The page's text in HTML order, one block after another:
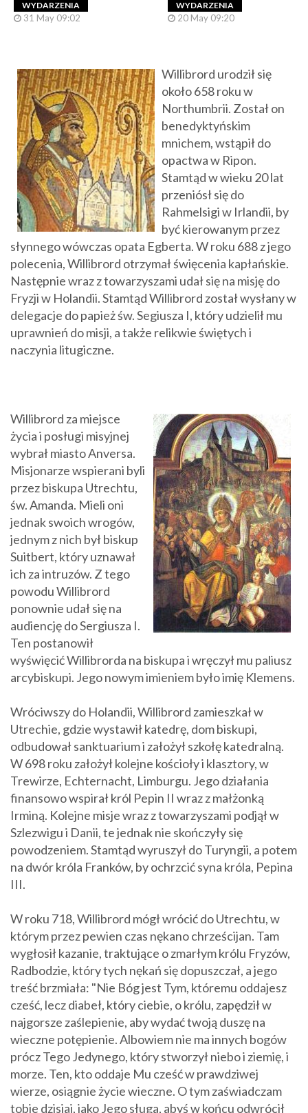
WYDARZENIA
31 May 09:02
WYDARZENIA
20 May 09:20
Willibrord urodził się
około 658 roku w
Northumbrii. Został on
benedyktyńskim
mnichem, wstąpił do
opactwa w Ripon.
Stamtąd w wieku 20 lat
przeniósł się do
Rahmelsigi w Irlandii, by
być kierowanym przez
słynnego wówczas opata Egberta. W roku 688 z jego
polecenia, Willibrord otrzymał święcenia kapłańskie.
Następnie wraz z towarzyszami udał się na misję do
Fryzji w Holandii. Stamtąd Willibrord został wysłany w
delegacje do papież św. Segiusza I, który udzielił mu
uprawnień do misji, a także relikwie świętych i
naczynia litugiczne.
Willibrord za miejsce
życia i posługi misyjnej
wybrał miasto Anversa.
Misjonarze wspierani byli
przez biskupa Utrechtu,
św. Amanda. Mieli oni
jednak swoich wrogów,
jednym z nich był biskup
Suitbert, który uznawał
ich za intruzów. Z tego
powodu Willibrord
ponownie udał się na
audiencję do Sergiusza I.
Ten postanowił
wyświęcić Willibrorda na biskupa i wręczył mu paliusz
arcybiskupi. Jego nowym imieniem było imię Klemens.
Wróciwszy do Holandii, Willibrord zamieszkał w
Utrechie, gdzie wystawił katedrę, dom biskupi,
odbudował sanktuarium i założył szkołę katedralną.
W 698 roku założył kolejne kościoły i klasztory, w
Trewirze, Echternacht, Limburgu. Jego działania
finansowo wspirał król Pepin II wraz z małżonką
Irminą. Kolejne misje wraz z towarzyszami podjął w
Szlezwigu i Danii, te jednak nie skończyły się
powodzeniem. Stamtąd wyruszył do Turyngii, a potem
na dwór króla Franków, by ochrzcić syna króla, Pepina
III.
W roku 718, Willibrord mógł wrócić do Utrechtu, w
którym przez pewien czas nękano chrześcijan. Tam
wygłosił kazanie, traktujące o zmarłym królu Fryzów,
Radbodzie, który tych nękań się dopuszczał, a jego
treść brzmiała: "Nie Bóg jest Tym, któremu oddajesz
cześć, lecz diabeł, który ciebie, o królu, zapędził w
najgorsze zaślepienie, aby wydać twoją duszę na
wieczne potępienie. Albowiem nie ma innych bogów
prócz Tego Jedynego, który stworzył niebo i ziemię, i
morze. Ten, kto oddaje Mu cześć w prawdziwej
wierze, osiągnie życie wieczne. O tym zaświadczam
tobie dzisiaj, jako Jego sługa, abyś w końcu odwrócił